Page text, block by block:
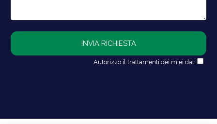
Autorizzo il trattamenti dei miei dati